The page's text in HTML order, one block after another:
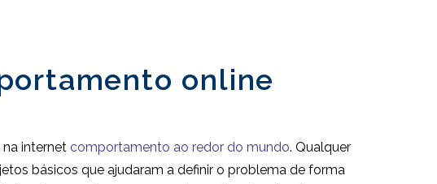
online
internet comportamento ao redor do mundo. Qualquer
básicos que ajudaram a definir o problema de forma